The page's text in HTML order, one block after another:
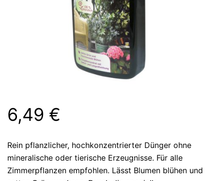
6,49 €
Rein pflanzlicher, hochkonzentrierter Dünger ohne
mineralische oder tierische Erzeugnisse. Für alle
Zimmerpflanzen empfohlen. Lässt Blumen blühen und